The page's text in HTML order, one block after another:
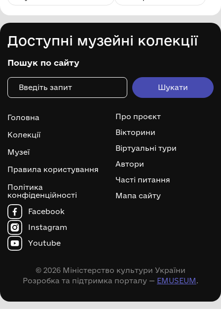
Доступні музейні колекції
Пошук по сайту
Головна
Колекції
Музеї
Правила користування
Політика
конфіденційності
Про проєкт
Вікторини
Віртуальні тури
Автори
Часті питання
Мапа сайту
Facebook
Instagram
Youtube
© 2026 Міністерство культури України
Розробка та підтримка порталу — EMUSEUM.